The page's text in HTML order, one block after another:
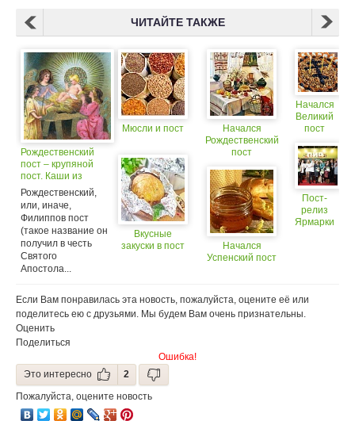
ЧИТАЙТЕ ТАКЖЕ
Рождественский
пост – крупяной
пост. Каши из
нескольких видов
круп. Варианты
приготовления
Рождественский,
или, иначе,
Филиппов пост
(такое название он
получил в честь
Святого
Апостола...
Мюсли и пост
Вкусные
закуски в пост
Начался
Рождественский
пост
Начался
Успенский пост
Начался
Великий
пост
Пост-
релиз
Ярмарки
Если Вам понравилась эта новость, пожалуйста, оцените её или
поделитесь ею с друзьями. Мы будем Вам очень признательны.
Оценить
Поделиться
Ошибка!
Это интересно
2
Пожалуйста, оцените новость